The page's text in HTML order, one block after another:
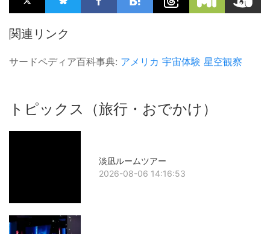
関連リンク
サードペディア百科事典: アメリカ 宇宙体験 星空観察
トピックス（旅行・おでかけ）
淡凪ルームツアー
2026-08-06 14:16:53